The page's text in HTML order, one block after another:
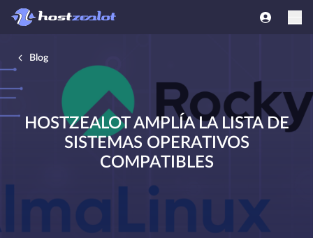
Blog
HOSTZEALOT AMPLÍA LA LISTA DE
SISTEMAS OPERATIVOS
COMPATIBLES